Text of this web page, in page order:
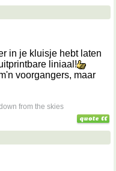
in je kluisje hebt laten
liniaal!
voorgangers, maar
from the skies